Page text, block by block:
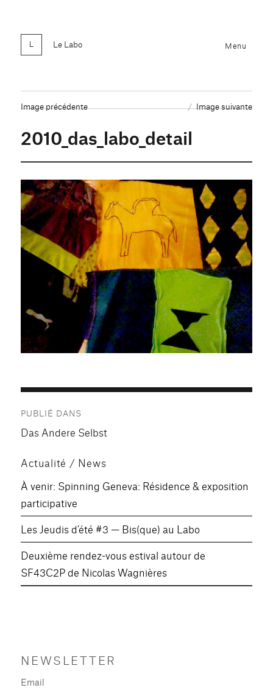
Le Labo Menu
Image précédente Image suivante
2010_das_labo_detail
de
PUBLIÉ DANS
Das Andere Selbst
Actualité / News
À venir: Spinning Geneva: Résidence & exposition
participative
Les Jeudis d’été #3 — Bis(que) au Labo
Deuxième rendez-vous estival autour de
SF43C2P de Nicolas Wagnières
NEWSLETTER
Email